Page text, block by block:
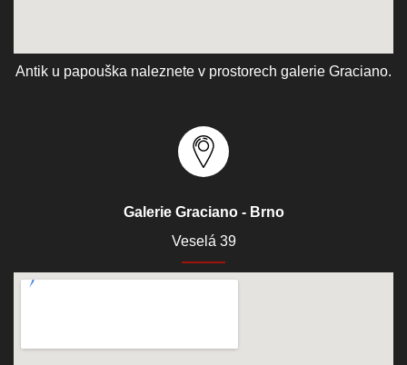
Antik u papouška naleznete v prostorech galerie Graciano.
Galerie Graciano - Brno
Veselá 39